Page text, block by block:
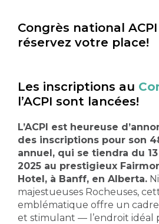
Congrès national ACPI
réservez votre place!
Les inscriptions au
l’ACPI sont lancées!
L’ACPI est heureuse
des inscriptions pour son
annuel, qui se tiendra du
2025 au prestigieux
Hotel, à Banff, en Alberta.
majestueuses Rocheuses,
emblématique offre un cadre
et stimulant — l’endroit idéal